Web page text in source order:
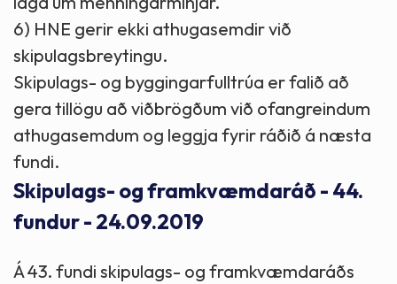
6) HNE gerir ekki athugasemdir við
skipulagsbreytingu.
Skipulags- og byggingarfulltrúa er falið að
gera tillögu að viðbrögðum við ofangreindum
athugasemdum og leggja fyrir ráðið á næsta
fundi.
Skipulags- og framkvæmdaráð - 44.
fundur - 24.09.2019
Á 43. fundi skipulags- og framkvæmdaráðs